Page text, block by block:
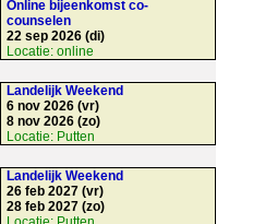
Online bijeenkomst co-
counselen
22 sep 2026 (di)
Locatie: online
Landelijk Weekend
6 nov 2026 (vr)
8 nov 2026 (zo)
Locatie: Putten
Landelijk Weekend
26 feb 2027 (vr)
28 feb 2027 (zo)